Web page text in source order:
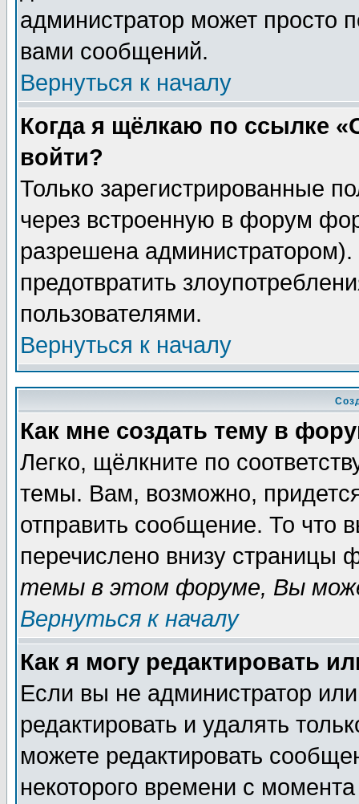
администратор может просто
вами сообщений.
Вернуться к началу
Когда я щёлкаю по ссылке
войти?
Только зарегистрированные
через встроенную в форум
разрешена
предотвратить
пользователями.
Вернуться к началу
Как мне создать тему в
Легко, щёлкните по
темы. Вам, возможно,
отправить сообщение. То что
перечислено внизу страницы
темы в этом форуме, Вы
Вернуться к началу
Как я могу редактировать
Если вы не администратор
редактировать и удалять
можете редактировать
некоторого времени с